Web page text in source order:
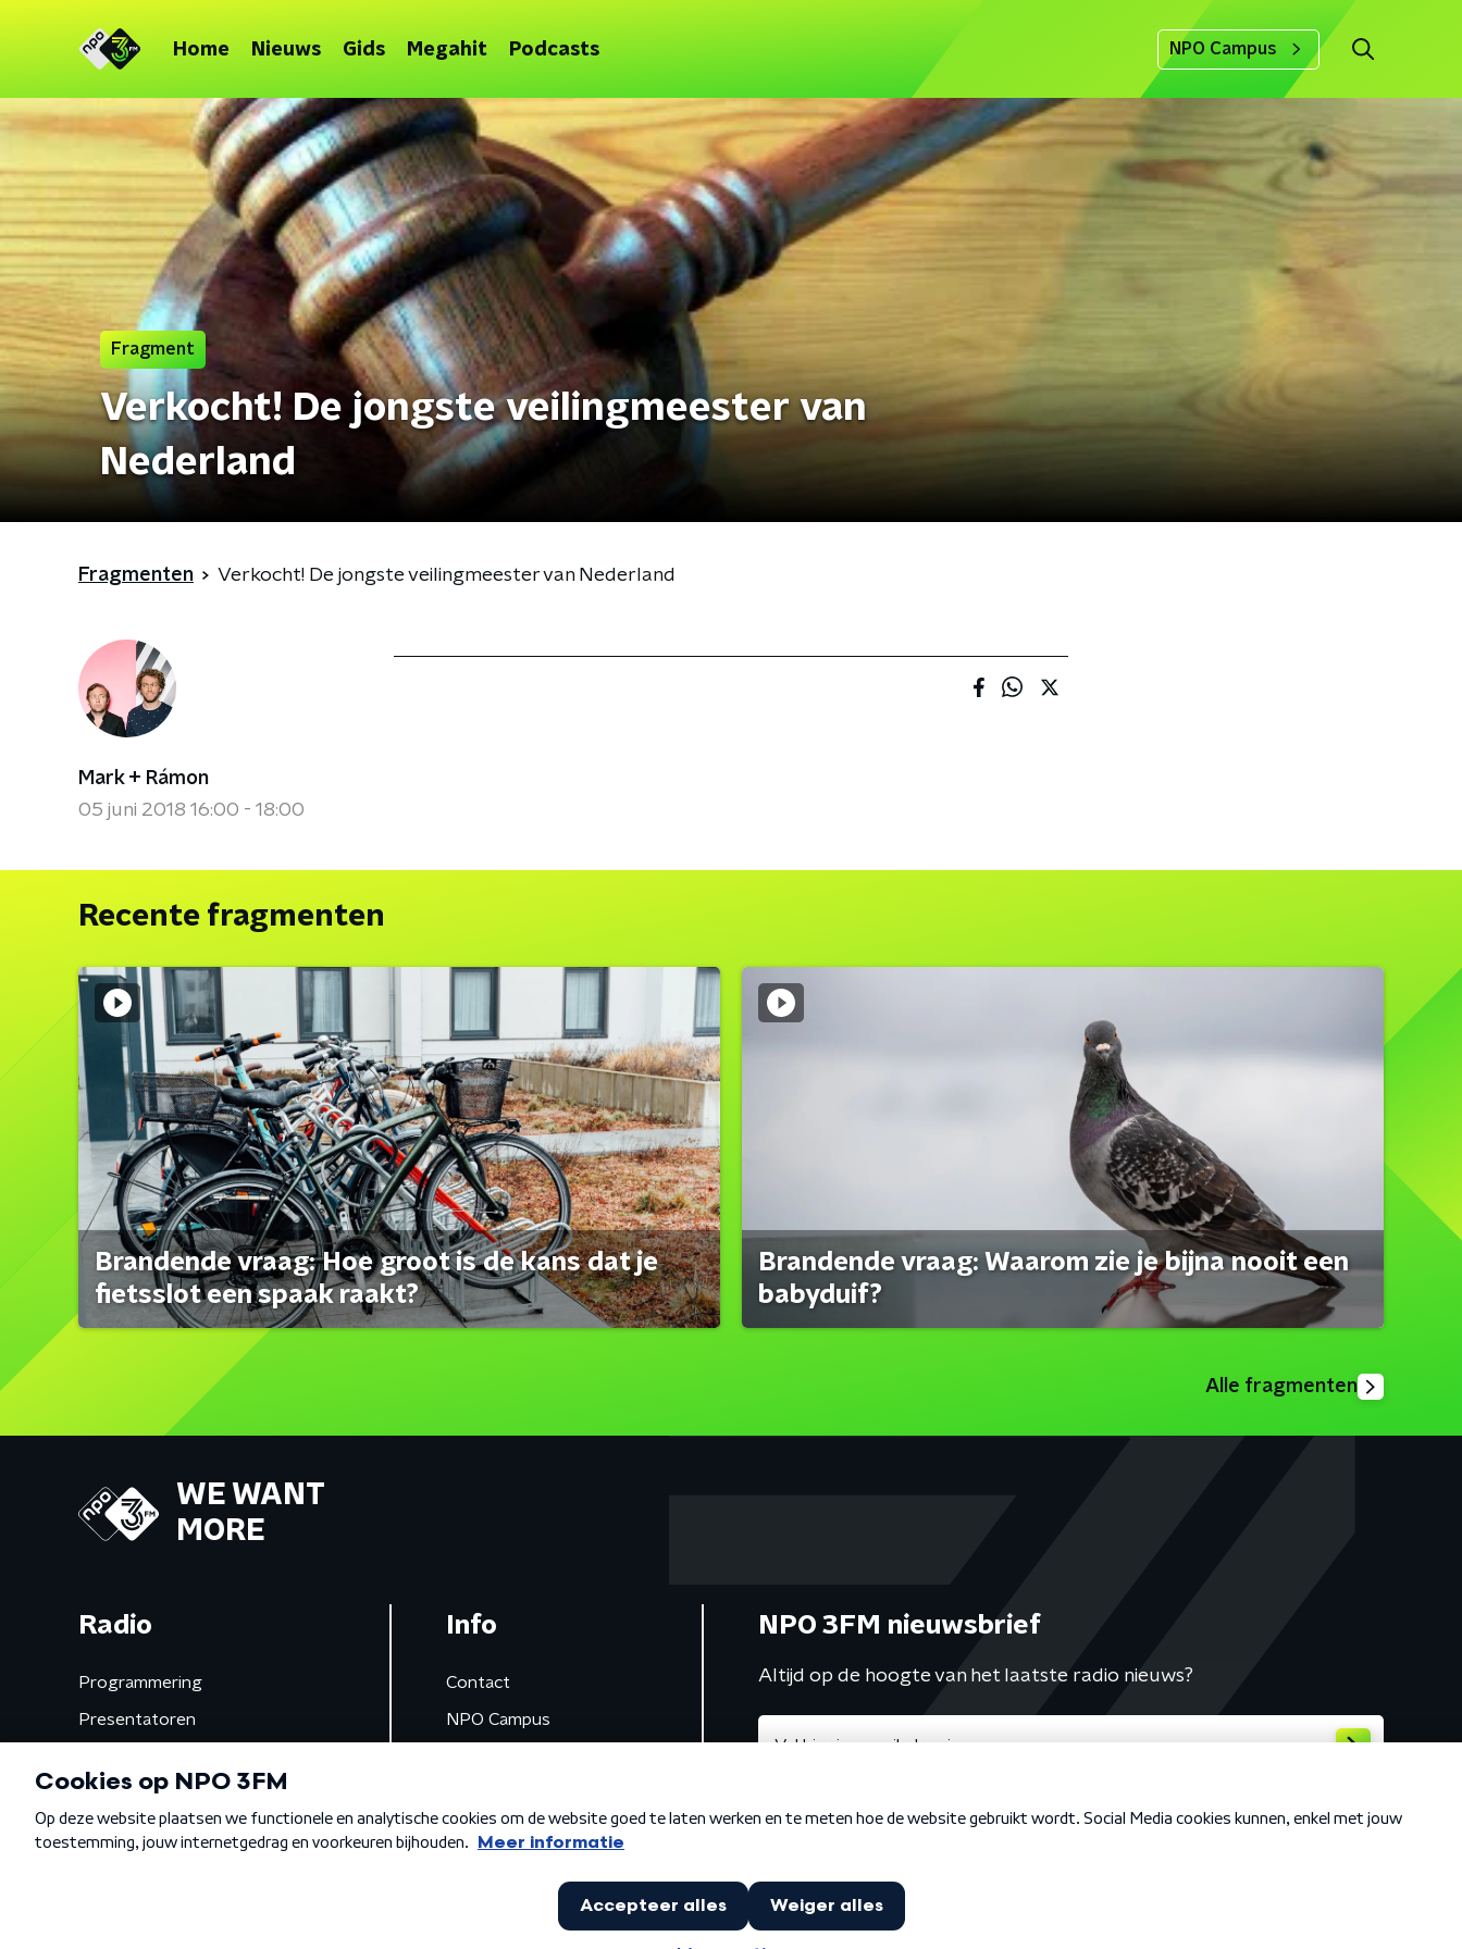
Home Nieuws Gids Megahit Podcasts NPO Campus
Fragment
Verkocht! De jongste veilingmeester van
Nederland
Fragmenten Verkocht! De jongste veilingmeester van Nederland
Mark + Rámon
05 juni 2018 16:00 - 18:00
Recente fragmenten
Brandende vraag: Hoe groot is de kans dat je
fietsslot een spaak raakt?
Brandende vraag: Waarom zie je bijna nooit een
babyduif?
Alle fragmenten
WE WANT
MORE
Radio
Programmering
Presentatoren
Gemist
Info
Contact
NPO Campus
NPO 3FM nieuwsbrief
Altijd op de hoogte van het laatste radio nieuws?
Algemene voorwaarden Privacybeleid